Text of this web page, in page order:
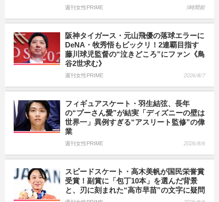
週刊女性PRIME 5時間前
阪神タイガース・元山飛優の落球エラーに
DeNA・牧秀悟もビックリ！2連覇目指す
藤川球児監督の“泣きどころ”にファン《鳥
谷2世求む》
週刊女性PRIME 2026/8/7
フィギュアスケート・羽生結弦、長年
の“プーさん愛”が結実「ディズニーの壁は
世界一」異例すぎる“アスリート監修”の偉
業
週刊女性PRIME 2026/8/6
スピードスケート・高木美帆が国民栄誉賞
受賞！副賞に「包丁10本」を選んだ背景
と、刃に刻まれた“高市早苗”の文字に疑問